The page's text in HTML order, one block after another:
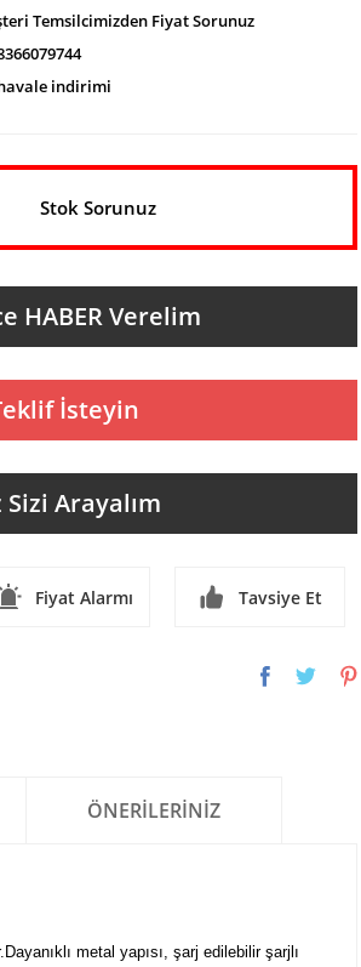
Temsilcimizden Fiyat Sorunuz
indirimi
Stok Sorunuz
HABER Verelim
İsteyin
Sizi Arayalım
Fiyat Alarmı Tavsiye Et
ÖNERILERINIZ
metal yapısı, şarj edilebilir şarjlı